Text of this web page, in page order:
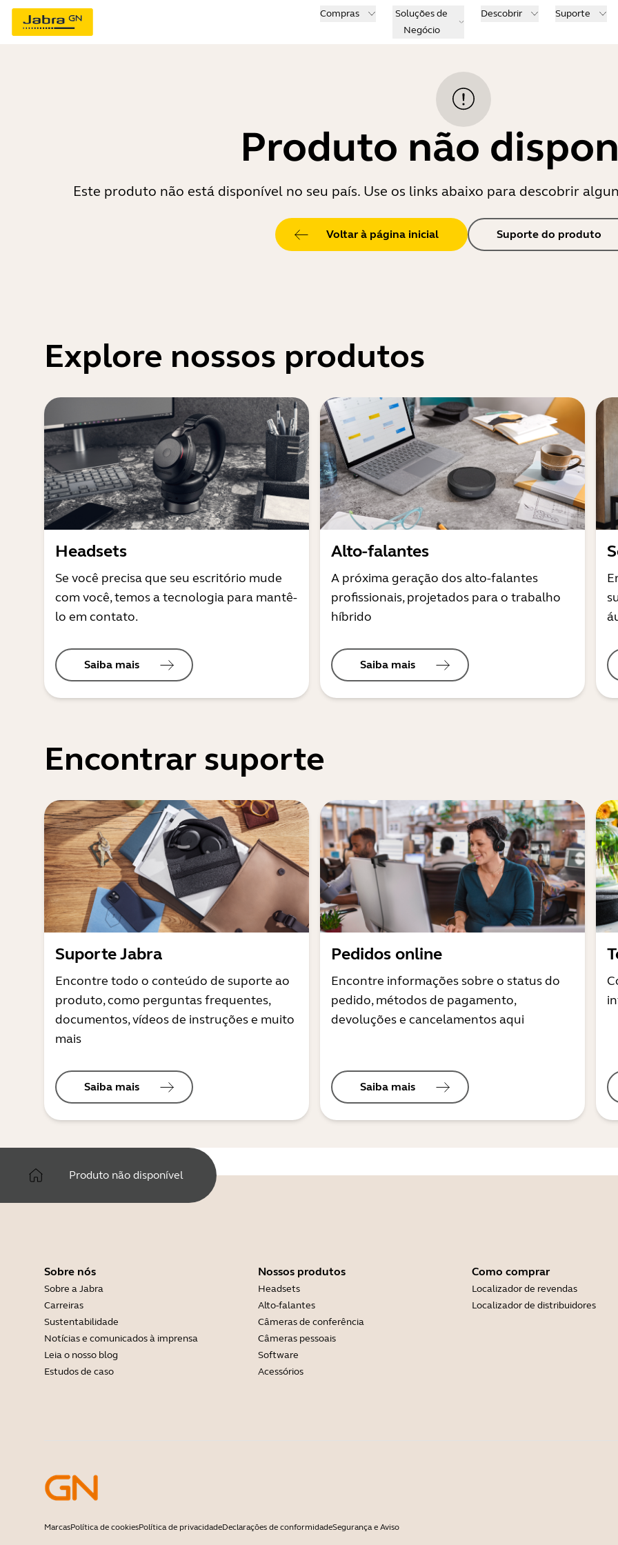
Compras
Soluções de
Negócio
Descobrir Suporte
Produto não
Este produto não está disponível no seu país. Use os links abaixo para descobrir
Voltar à página inicial Suporte do produto
Explore nossos produtos
Headsets
Se você precisa que seu escritório mude
com você, temos a tecnologia para mantê-
lo em contato.
Saiba mais
Alto-falantes
A próxima geração dos alto-falantes
profissionais, projetados para o trabalho
híbrido
Saiba mais
Encontrar suporte
Suporte Jabra
Encontre todo o conteúdo de suporte ao
produto, como perguntas frequentes,
documentos, vídeos de instruções e muito
mais
Saiba mais
Pedidos online
Encontre informações sobre o status do
pedido, métodos de pagamento,
devoluções e cancelamentos aqui
Saiba mais
Produto não disponível
Sobre nós
Sobre a Jabra
Carreiras
Sustentabilidade
Notícias e comunicados à imprensa
Leia o nosso blog
Estudos de caso
Nossos produtos
Headsets
Alto-falantes
Câmeras de conferência
Câmeras pessoais
Software
Acessórios
Como comprar
Localizador de revendas
Localizador de distribuidores
MarcasPolítica de cookiesPolítica de privacidadeDeclarações de conformidadeSegurança e Aviso